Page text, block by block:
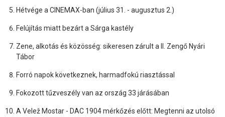
Hétvége a CINEMAX-ban (július 31. - augusztus 2.)
Felújítás miatt bezárt a Sárga kastély
Zene, alkotás és közösség: sikeresen zárult a II. Zengő Nyári
Tábor
Forró napok következnek, harmadfokú riasztással
Fokozott tűzveszély van az ország 33 járásában
A Velež Mostar - DAC 1904 mérkőzés előtt: Megtenni az utolsó